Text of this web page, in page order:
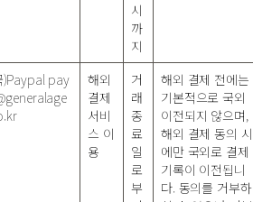
시
까
지
)Paypalpay
해외
결제
서비
스 이
용
거
래
종
료
일
로
부
해외 결제 전에는
기본적으로 국외
이전되지 않으며,
해외 결제 동의 시
에만 국외로 결제
기록이 이전됩니
다. 동의를 거부하